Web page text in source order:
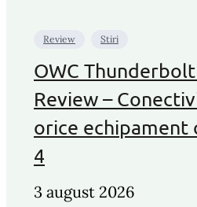
Review Stiri
OWC
Review –
orice echipament
4
3 august 2026